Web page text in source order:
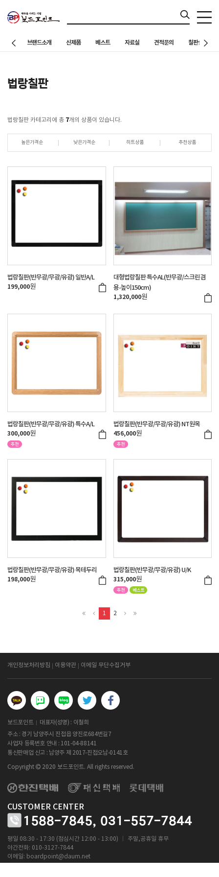
브랜드소개 신제품 베스트 자료실 견적문의 칠판설치 사례
법랑칠판
법랑칠판 카테고리에 총 7개의 상품이 있습니다.
높은가격순 낮은가격순 히트상품 추천상품
법랑칠판(반무광/무광/유광) 일반A/L
199,000원
대형법랑칠판 특수AL(반무광/스크린겸
용-높이150cm)
1,320,000원
법랑칠판(반무광/무광/유광) 특수A/L
300,000원
법랑칠판(반무광/무광/유광) NT원목
456,000원
법랑칠판(반무광/무광/유광) 목테두리
198,000원
법랑칠판(반무광/무광/유광) U/K
315,000원
1 2
개인정보처리방침 이용약관 이메일 무단수집거부
보드포인트
대표자(성명) : 이철희
주소 : 경기 남양주시 진접읍 양진로684번길7
사업자 등록번호 안내 : 101-04-88141
통신판매업 신고 : 남양주 제 2017-진접오남-0141호
Copyright 2020 보드포인트. All rights reserved.
CUSTOMER CENTER
1588-7845, 031-557-7844
평일 08:30 - 17:30 (점심시간 12:00 - 13:00)
주말,공휴일 휴무
야간전화: 010-3127-7844
이메일: boardpoint@daum.net